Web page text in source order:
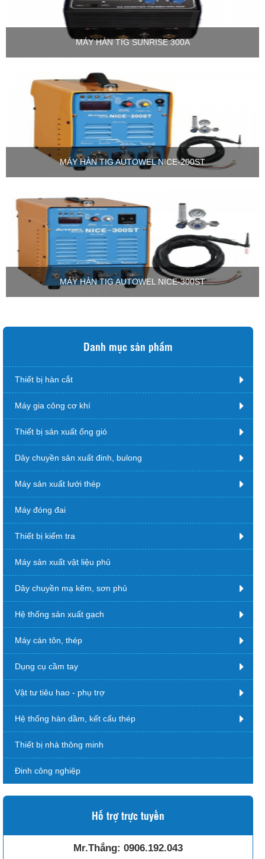
MÁY HÀN TIG SUNRISE 300A
MÁY HÀN TIG AUTOWEL NICE-200ST
MÁY HÀN TIG AUTOWEL NICE-300ST
Danh mục sản phẩm
Thiết bị hàn cắt
Máy gia công cơ khí
Thiết bị sản xuất ống gió
Dây chuyền sản xuất đinh, bulong
Máy sản xuất lưới thép
Máy đóng đai
Thiết bị kiểm tra
Máy sản xuất vật liệu phủ
Dây chuyền mạ kẽm, sơn phủ
Hệ thống sản xuất gạch
Máy cán tôn, thép
Dụng cụ cầm tay
Vật tư tiêu hao - phụ trợ
Hệ thống hàn dầm, kết cấu thép
Thiết bị nhà thông minh
Đinh công nghiệp
Hỗ trợ trực tuyến
Mr.Thắng: 0906.192.043